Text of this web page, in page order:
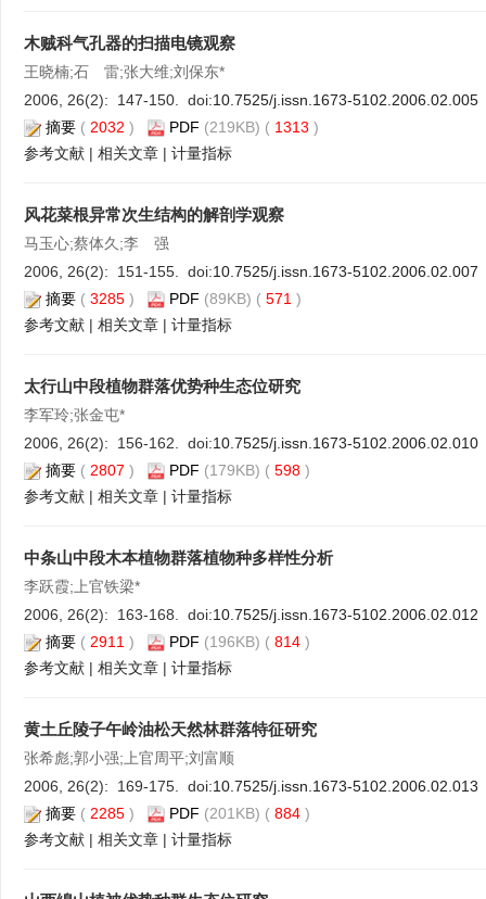
木贼科气孔器的扫描电镜观察
王晓楠;石 雷;张大维;刘保东*
2006, 26(2): 147-150. doi:10.7525/j.issn.1673-5102.2006.02.005
摘要 ( 2032 ) PDF (219KB) ( 1313 )
参考文献 | 相关文章 | 计量指标
风花菜根异常次生结构的解剖学观察
马玉心;蔡体久;李 强
2006, 26(2): 151-155. doi:10.7525/j.issn.1673-5102.2006.02.007
摘要 ( 3285 ) PDF (89KB) ( 571 )
参考文献 | 相关文章 | 计量指标
太行山中段植物群落优势种生态位研究
李军玲;张金屯*
2006, 26(2): 156-162. doi:10.7525/j.issn.1673-5102.2006.02.010
摘要 ( 2807 ) PDF (179KB) ( 598 )
参考文献 | 相关文章 | 计量指标
中条山中段木本植物群落植物种多样性分析
李跃霞;上官铁梁*
2006, 26(2): 163-168. doi:10.7525/j.issn.1673-5102.2006.02.012
摘要 ( 2911 ) PDF (196KB) ( 814 )
参考文献 | 相关文章 | 计量指标
黄土丘陵子午岭油松天然林群落特征研究
张希彪;郭小强;上官周平;刘富顺
2006, 26(2): 169-175. doi:10.7525/j.issn.1673-5102.2006.02.013
摘要 ( 2285 ) PDF (201KB) ( 884 )
参考文献 | 相关文章 | 计量指标